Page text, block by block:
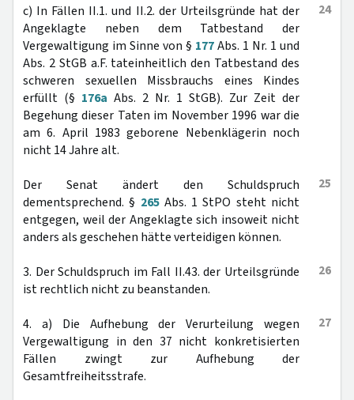
24
c) In Fällen II.1. und II.2. der Urteilsgründe hat der
Angeklagte neben dem Tatbestand der
Vergewaltigung im Sinne von § 177Abs. 1 Nr. 1 und
Abs. 2 StGB a.F. tateinheitlich den Tatbestand des
schweren sexuellen Missbrauchs eines Kindes
erfüllt (§ 176a Abs. 2 Nr. 1 StGB). Zur Zeit der
Begehung dieser Taten im November 1996 war die
am 6. April 1983 geborene Nebenklägerin noch
nicht 14 Jahre alt.
25
Der Senat ändert den Schuldspruch
dementsprechend. § 265Abs. 1 StPO steht nicht
entgegen, weil der Angeklagte sich insoweit nicht
anders als geschehen hätte verteidigen können.
26
3. Der Schuldspruch im Fall II.43. der Urteilsgründe
ist rechtlich nicht zu beanstanden.
27
4. a) Die Aufhebung der Verurteilung wegen
Vergewaltigung in den 37 nicht konkretisierten
Fällen zwingt zur Aufhebung der
Gesamtfreiheitsstrafe.